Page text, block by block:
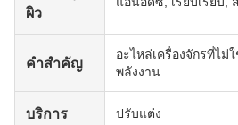
ผิว
คําสําคัญ
อะไหล่เครื่องจักรที่ไ
พลังงาน
บริการ ปรับแต่ง